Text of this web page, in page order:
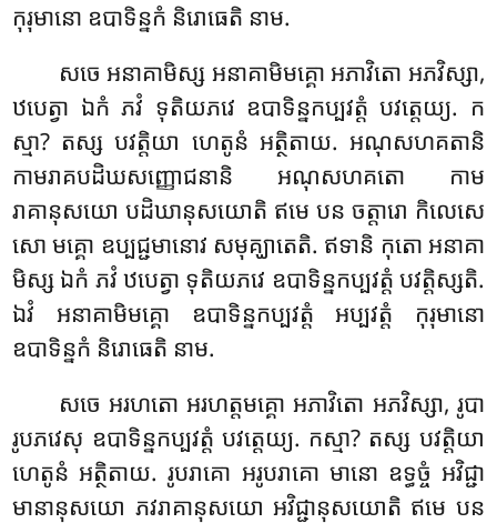
កុរុមានោ ឧបាទិន្នកំ និរោធេតិ នាម.
សចេ អនាគាមិស្ស អនាគាមិមគ្គោ អភាវិតោ អភវិស្សា,
ឋបេត្វា ឯកំ ភវំ ទុតិយភវេ ឧបាទិន្នកប្បវត្តំ បវត្តេយ្យ. ក
ស្មា? តស្សបវត្តិយា ហេតូនំ អត្ថិតាយ. អណុសហគតានិ
កាមរាគបដិឃសញ្ញោជនានិ អណុសហគតោ កាម
រាគានុសយោ បដិឃានុសយោតិ ឥមេ បន ចត្តារោ កិលេសេ
សោ មគ្គោ ឧប្បជ្ជមានោវ សមុគ្ឃាតេតិ. ឥទានិ កុតោ អនាគា
មិស្ស ឯកំ ភវំ ឋបេត្វា ទុតិយភវេ ឧបាទិន្នកប្បវត្តំ បវត្តិស្សតិ.
ឯវំ អនាគាមិមគ្គោ ឧបាទិន្នកប្បវត្តំ អប្បវត្តំ កុរុមានោ
ឧបាទិន្នកំ និរោធេតិ នាម.
សចេ អរហតោ អរហត្តមគ្គោ អភាវិតោ អភវិស្សា, រូបា
រូបភវេសុ ឧបាទិន្នកប្បវត្តំ បវត្តេយ្យ. កស្មា? តស្ស បវត្តិយា
ហេតូនំ អត្ថិតាយ. រូបរាគោ អរូបរាគោ មានោ ឧទ្ធច្ចំ អវិជ្ជា
មានានុសយោ ភវរាគានុសយោ អវិជ្ជានុសយោតិ ឥមេ បន